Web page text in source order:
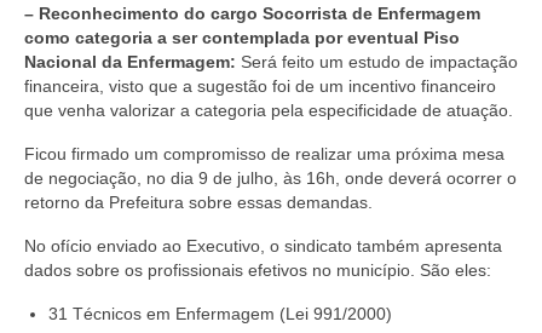
– Reconhecimento do cargo Socorrista de Enfermagem
como categoria a ser contemplada por eventual Piso
Nacional da Enfermagem: Será feito um estudo de impactação
financeira, visto que a sugestão foi de um incentivo financeiro
que venha valorizar a categoria pela especificidade de atuação.
Ficou firmado um compromisso de realizar uma próxima mesa
de negociação, no dia 9 de julho, às 16h, onde deverá ocorrer o
retorno da Prefeitura sobre essas demandas.
No ofício enviado ao Executivo, o sindicato também apresenta
dados sobre os profissionais efetivos no município. São eles:
31 Técnicos em Enfermagem (Lei 991/2000)